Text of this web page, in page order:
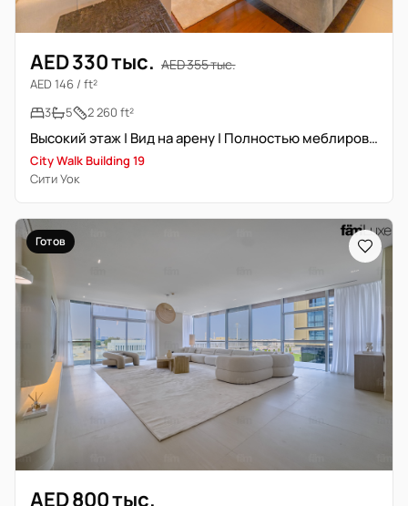
AED 330 тыс. AED 355 тыс.
AED 146 / ft²
3
5 2 260 ft²
Высокий этаж | Вид на арену | Полностью меблирована | Цена 1 чек
City Walk Building 19
Сити Уок
Готов
AED 800 тыс.